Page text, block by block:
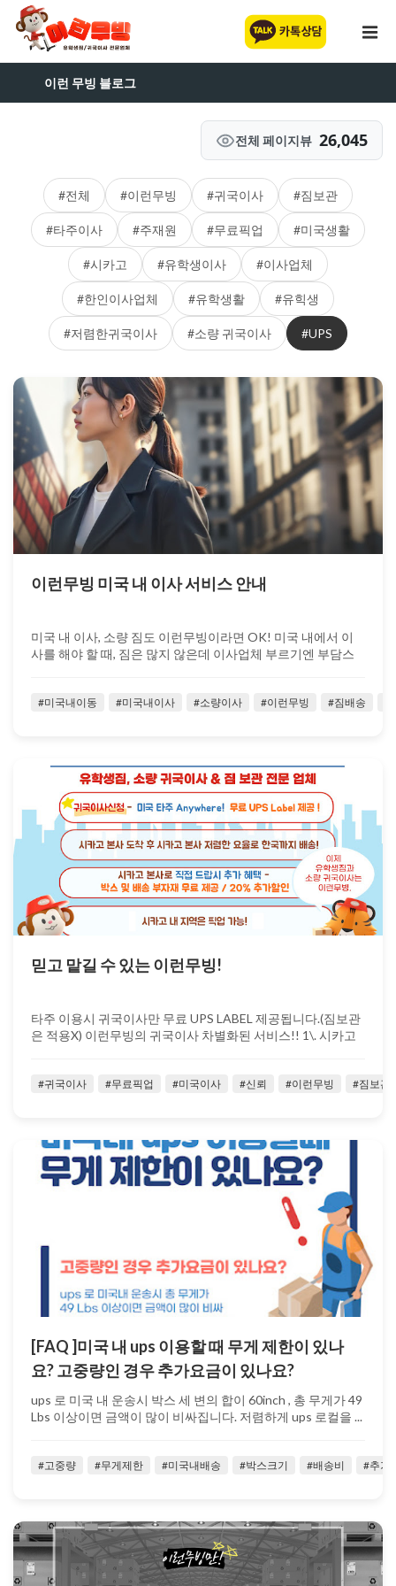
이런 무빙 블로그
전체 페이지뷰 26,045
#전체 #이런무빙 #귀국이사 #짐보관
#타주이사 #주재원 #무료픽업 #미국생활
#시카고 #유학생이사 #이사업체
#한인이사업체 #유학생활 #유힉생
#저렴한귀국이사 #소량 귀국이사 #UPS
이런무빙 미국 내 이사 서비스 안내
미국 내 이사, 소량 짐도 이런무빙이라면 OK! 미국 내에서 이
사를 해야 할 때, 짐은 많지 않은데 이사업체 부르기엔 부담스
#미국내이동 #미국내이사 #소량이사 #이런무빙 #짐배송
믿고 맡길 수 있는 이런무빙!
타주 이용시 귀국이사만 무료 UPS LABEL 제공됩니다.(짐보관
은 적용X) 이런무빙의 귀국이사 차별화된 서비스!! 1\. 시카고
#귀국이사 #무료픽업 #미국이사 #신뢰 #이런무빙 #짐보관
[FAQ ]미국 내 ups 이용할 때 무게 제한이 있나
요? 고중량인 경우 추가요금이 있나요?
ups 로 미국 내 운송시 박스 세 변의 합이 60inch , 총 무게가 49
Lbs 이상이면 금액이 많이 비싸집니다. 저렴하게 ups 로컬을 ...
#고중량 #무게제한 #미국내배송 #박스크기 #배송비 #추가